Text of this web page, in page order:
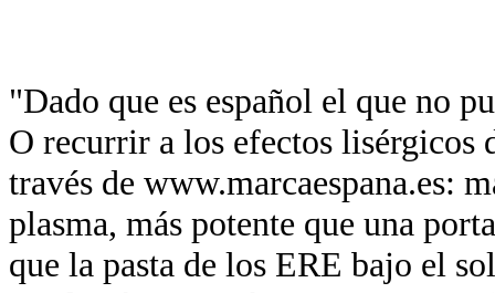
"Dado que es español el que no
O recurrir a los efectos lisérgicos
través de www.marcaespana.es:
plasma, más potente que una
que la pasta de los ERE bajo el